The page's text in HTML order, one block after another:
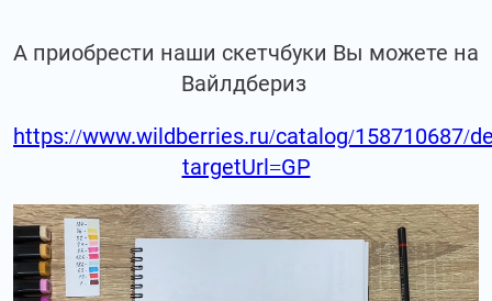
А приобрести наши скетчбуки Вы можете на
Вайлдбериз
https://www.wildberries.ru/catalog/158710687/
targetUrl=GP